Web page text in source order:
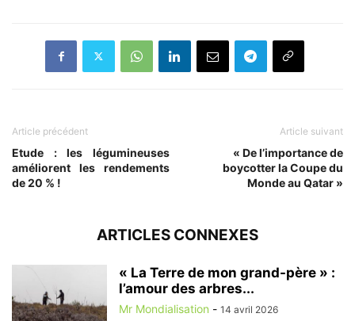
Article précédent
Etude : les légumineuses
améliorent les rendements
de 20 % !
Article suivant
« De l’importance de
boycotter la Coupe du
Monde au Qatar »
ARTICLES CONNEXES
« La Terre de mon grand-père » :
l’amour des arbres...
Mr Mondialisation - 14 avril 2026